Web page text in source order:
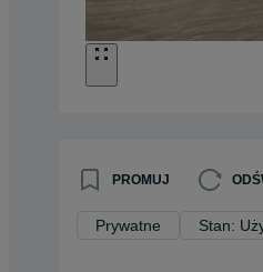
PROMUJ
Prywatne Stan: